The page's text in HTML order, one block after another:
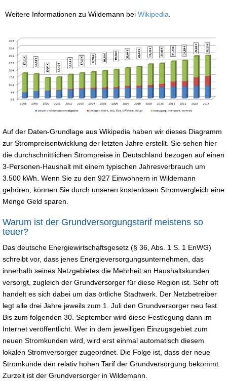
Weitere Informationen zu Wildemann bei Wikipedia
Auf der Daten-Grundlage aus Wikipedia haben wir dieses Diagramm
zur Strompreisentwicklung der letzten Jahre erstellt. Sie sehen hier
die durchschnittlichen Strompreise in Deutschland bezogen auf einen
3-Personen-Haushalt mit einem typischen Jahresverbrauch um
3.500 kWh. Wenn Sie zu den 927 Einwohnern in Wildemann
gehören, können Sie durch unseren kostenlosen Stromvergleich eine
Menge Geld sparen.
Warum ist der Grundversorgungstarif meistens so
teuer?
Das deutsche Energiewirtschaftsgesetz (§ 36, Abs. 1 S. 1 EnWG)
schreibt vor, dass jenes Energieversorgungsunternehmen, das
innerhalb seines Netzgebietes die Mehrheit an Haushaltskunden
versorgt, zugleich der Grundversorger für diese Region ist. Sehr oft
handelt es sich dabei um das örtliche Stadtwerk. Der Netzbetreiber
legt alle drei Jahre jeweils zum 1. Juli den Grundversorger neu fest.
Bis zum folgenden 30. September wird diese Festlegung dann im
Internet veröffentlicht. Wer in dem jeweiligen Einzugsgebiet zum
neuen Stromkunden wird, wird erst einmal automatisch diesem
lokalen Stromversorger zugeordnet. Die Folge ist, dass der neue
Stromkunde den relativ hohen Tarif der Grundversorgung bekommt.
Zurzeit ist der Grundversorger in Wildemann.